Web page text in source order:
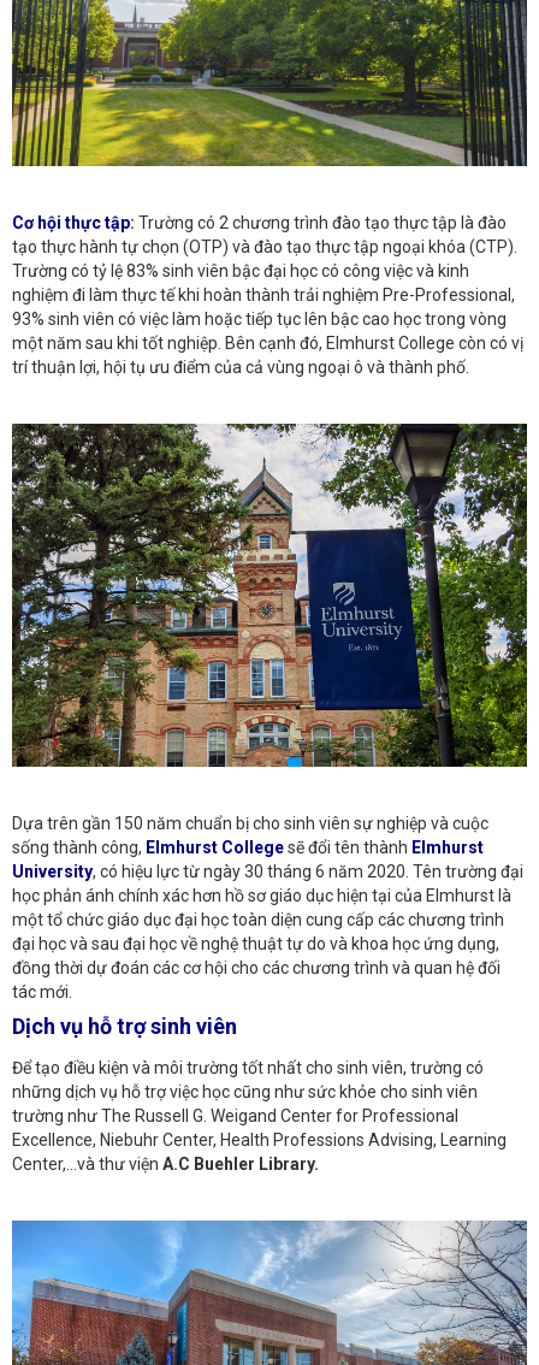
Cơ hội thực tập: Trường có 2 chương trình đào tạo thực tập là đào
tạo thực hành tự chọn (OTP) và đào tạo thực tập ngoại khóa (CTP).
Trường có tỷ lệ 83% sinh viên bậc đại học có công việc và kinh
nghiệm đi làm thực tế khi hoàn thành trải nghiệm Pre-Professional,
93% sinh viên có việc làm hoặc tiếp tục lên bậc cao học trong vòng
một năm sau khi tốt nghiệp. Bên cạnh đó, Elmhurst College còn có vị
trí thuận lợi, hội tụ ưu điểm của cả vùng ngoại ô và thành phố.
Dựa trên gần 150 năm chuẩn bị cho sinh viên sự nghiệp và cuộc
sống thành công, Elmhurst Collegesẽ đổi tên thành Elmhurst
University, có hiệu lực từ ngày 30 tháng 6 năm 2020. Tên trường đại
học phản ánh chính xác hơn hồ sơ giáo dục hiện tại của Elmhurst là
một tổ chức giáo dục đại học toàn diện cung cấp các chương trình
đại học và sau đại học về nghệ thuật tự do và khoa học ứng dụng,
đồng thời dự đoán các cơ hội cho các chương trình và quan hệ đối
tác mới.
Dịch vụ hỗ trợ sinh viên
Để tạo điều kiện và môi trường tốt nhất cho sinh viên, trường có
những dịch vụ hỗ trợ việc học cũng như sức khỏe cho sinh viên
trường như The Russell G. Weigand Center for Professional
Excellence, Niebuhr Center, Health Professions Advising, Learning
Center,…và thư viện A.C Buehler Library.